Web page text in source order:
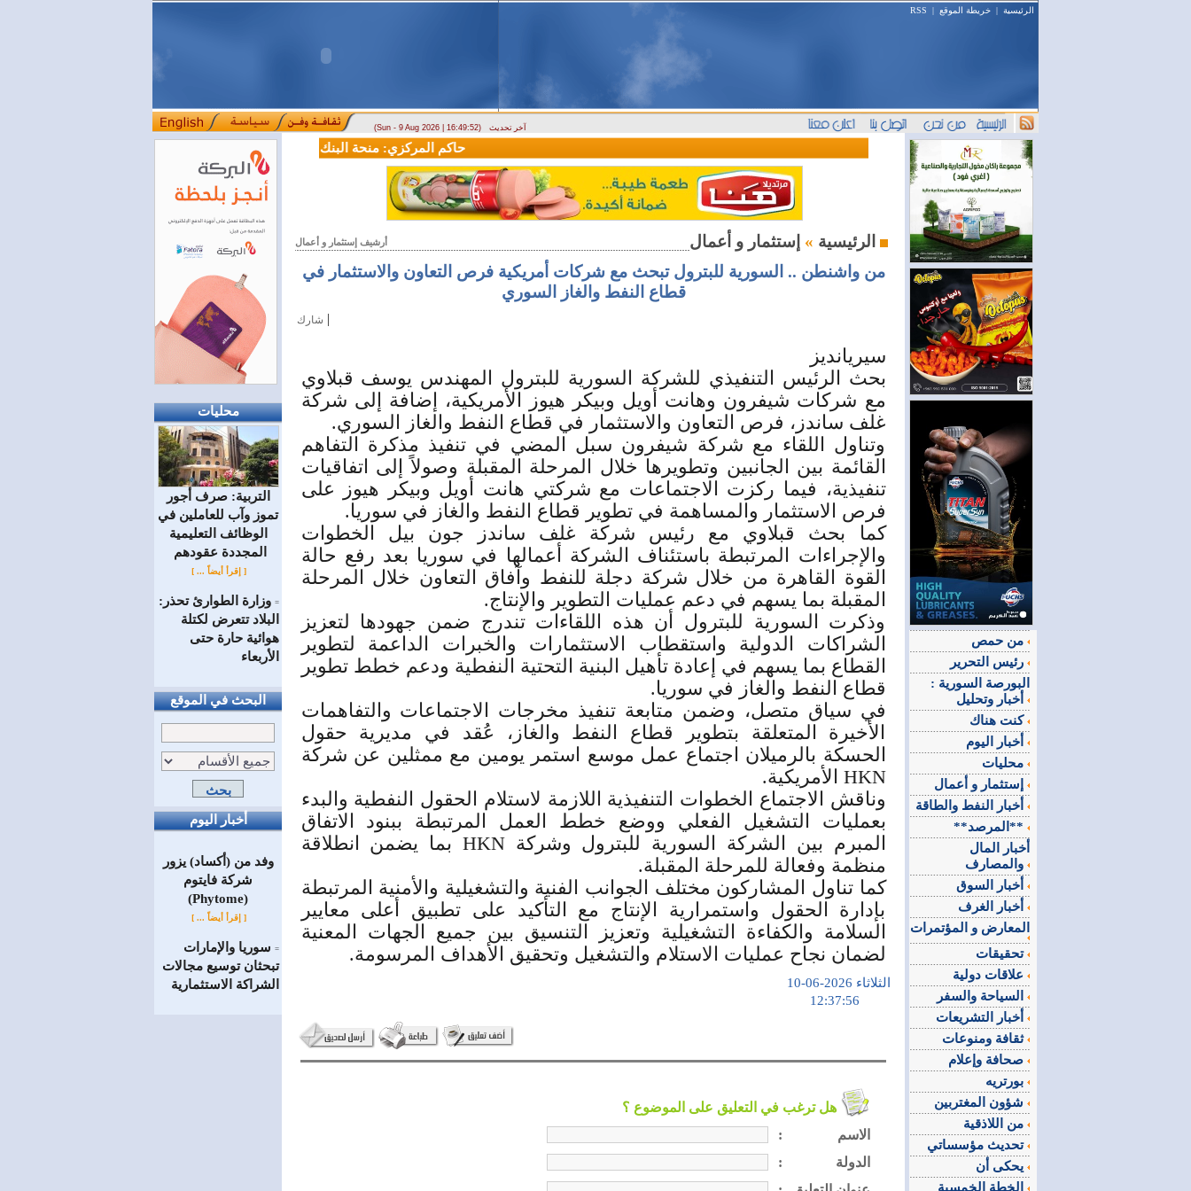
الرئيسية | خريطة الموقع |
RSS
(Sun - 9 Aug 2026 | 16:49:52) آخر تحديث
محليات
التربية: صرف أجور
تموز وآب للعاملين في
الوظائف ‏التعليمية
المجددة عقودهم ‏
[ إقرأ أيضاً ... ]
= وزارة الطوارئ تحذر:
البلاد تتعرض لكتلة
هوائية حارة حتى
الأربعاء
البحث في الموقع
أخبار اليوم
وفد من (أكساد) يزور
شركة فايتوم
(Phytome)
[ إقرأ أيضاً ... ]
= سوريا والإمارات
تبحثان توسيع مجالات
الشراكة الاستثمارية
حاكم المركزي: منحة البنك الدولي لسورية خطوة أساسية نحو بناء قطاع مالي حديث
أرشيف إستثمار و أعمال الرئيسية »
من واشنطن .. السورية للبترول تبحث مع شركات أمريكية فرص التعاون والاستثمار في
قطاع النفط والغاز السوري
شارك |
سيريانديز
بحث الرئيس التنفيذي للشركة السورية للبترول المهندس يوسف قبلاوي
مع شركات شيفرون وهانت أويل وبيكر هيوز الأمريكية، إضافة إلى شركة
غلف ساندز، فرص التعاون والاستثمار في قطاع النفط والغاز السوري.
وتناول اللقاء مع شركة شيفرون سبل المضي في تنفيذ مذكرة التفاهم
القائمة بين الجانبين وتطويرها خلال المرحلة المقبلة وصولاً إلى اتفاقيات
تنفيذية، فيما ركزت الاجتماعات مع شركتي هانت أويل وبيكر هيوز على
فرص الاستثمار والمساهمة في تطوير قطاع النفط والغاز في سوريا.
كما بحث قبلاوي مع رئيس شركة غلف ساندز جون بيل الخطوات
والإجراءات المرتبطة باستئناف الشركة أعمالها في سوريا بعد رفع حالة
القوة القاهرة من خلال شركة دجلة للنفط وآفاق التعاون خلال المرحلة
المقبلة بما يسهم في دعم عمليات التطوير والإنتاج.
وذكرت السورية للبترول أن هذه اللقاءات تندرج ضمن جهودها لتعزيز
الشراكات الدولية واستقطاب الاستثمارات والخبرات الداعمة لتطوير
القطاع بما يسهم في إعادة تأهيل البنية التحتية النفطية ودعم خطط تطوير
قطاع النفط والغاز في سوريا.
في سياق متصل، وضمن متابعة تنفيذ مخرجات الاجتماعات والتفاهمات
الأخيرة المتعلقة بتطوير قطاع النفط والغاز، عُقد في مديرية حقول
الحسكة بالرميلان اجتماع عمل موسع استمر يومين مع ممثلين عن شركة
HKN الأمريكية.
وناقش الاجتماع الخطوات التنفيذية اللازمة لاستلام الحقول النفطية والبدء
بعمليات التشغيل الفعلي ووضع خطط العمل المرتبطة ببنود الاتفاق
المبرم بين الشركة السورية للبترول وشركة HKN بما يضمن انطلاقة
منظمة وفعالة للمرحلة المقبلة.
كما تناول المشاركون مختلف الجوانب الفنية والتشغيلية والأمنية المرتبطة
بإدارة الحقول واستمرارية الإنتاج مع التأكيد على تطبيق أعلى معايير
السلامة والكفاءة التشغيلية وتعزيز التنسيق بين جميع الجهات المعنية
لضمان نجاح عمليات الاستلام والتشغيل وتحقيق الأهداف المرسومة.
الثلاثاء 2026-06-10
هل ترغب في التعليق على الموضوع ؟
:
الاسم
:
الدولة
البورصة السورية :
كنت هناك
**المرصد**
أخبار المال
المعارض و المؤتمرات
تحقيقات
ثقافة ومنوعات
تحديث مؤسساتي